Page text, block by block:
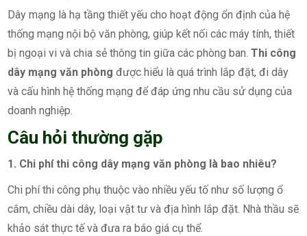
Dây mạng là hạ tầng thiết yếu cho hoạt động ổn định của hệ
thống mạng nội bộ văn phòng, giúp kết nối các máy tính, thiết
bị ngoại vi và chia sẻ thông tin giữa các phòng ban.Thi công
dây mạng văn phòng được hiểu là quá trình lắp đặt, đi dây
và cấu hình hệ thống mạng để đáp ứng nhu cầu sử dụng của
doanh nghiệp.
Câu hỏi thường gặp
1. Chi phí thi công dây mạng văn phòng là bao nhiêu?
Chi phí thi công phụ thuộc vào nhiều yếu tố như số lượng ổ
cắm, chiều dài dây, loại vật tư và địa hình lắp đặt. Nhà thầu sẽ
khảo sát thực tế và đưa ra báo giá cụ thể.